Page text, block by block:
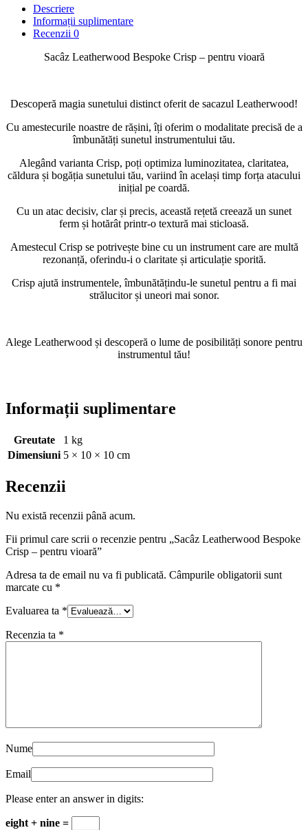
Descriere
Informații suplimentare
Recenzii 0
Sacâz Leatherwood Bespoke Crisp – pentru vioară
Descoperă magia sunetului distinct oferit de sacazul Leatherwood!
Cu amestecurile noastre de rășini, îți oferim o modalitate precisă de a
îmbunătăți sunetul instrumentului tău.
Alegând varianta Crisp, poți optimiza luminozitatea, claritatea,
căldura și bogăția sunetului tău, variind în același timp forța atacului
inițial pe coardă.
Cu un atac decisiv, clar și precis, această rețetă creează un sunet
ferm și hotărât printr-o textură mai sticloasă.
Amestecul Crisp se potrivește bine cu un instrument care are multă
rezonanță, oferindu-i o claritate și articulație sporită.
Crisp ajută instrumentele, îmbunătățindu-le sunetul pentru a fi mai
strălucitor și uneori mai sonor.
Alege Leatherwood și descoperă o lume de posibilități sonore pentru
instrumentul tău!
Informații suplimentare
Greutate
1 kg
Dimensiuni 5 × 10 × 10 cm
Recenzii
Nu există recenzii până acum.
Fii primul care scrii o recenzie pentru „Sacâz Leatherwood Bespoke
Crisp – pentru vioară”
Adresa ta de email nu va fi publicată. Câmpurile obligatorii sunt
marcate cu *
Evaluarea ta *
Recenzia ta *
Nume
Email
Please enter an answer in digits:
eight + nine =